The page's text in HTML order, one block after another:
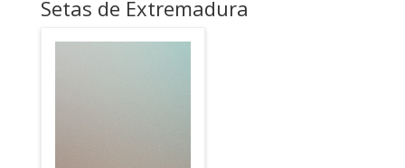
Setas de Extremadura